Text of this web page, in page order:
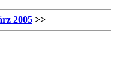
2005 >>